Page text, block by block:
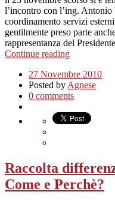
l’incontro con l’ing. Antonio
coordinamento servizi
gentilmente preso parte
rappresentanza del
Continue reading
27 Novembre 2010
Posted by Agnese
0 comments
Raccolta
Come e Perchè?